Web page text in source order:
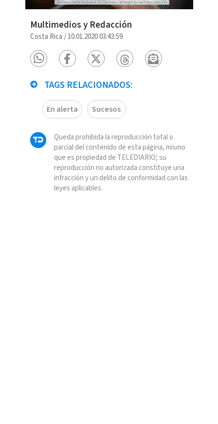
Multimedios y Redacción
Costa Rica /10.01.2020 03:43:59
TAGS RELACIONADOS:
En alerta Sucesos
Queda prohibida la reproducción total o
parcial del contenido de esta página, mismo
que es propiedad de TELEDIARIO; su
reproducción no autorizada constituye una
infracción y un delito de conformidad con las
leyes aplicables.